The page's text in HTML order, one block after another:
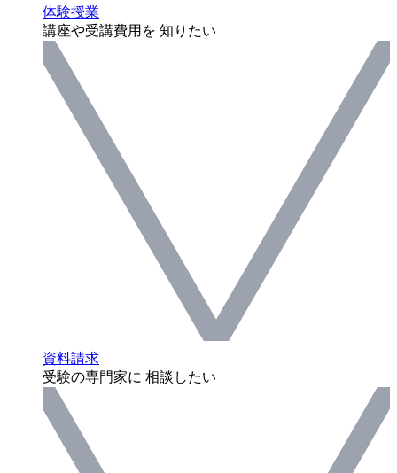
体験授業
講座や受講費用を 知りたい
資料請求
受験の専門家に 相談したい